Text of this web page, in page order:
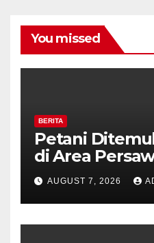
You missed
BERITA
Petani
di Area
Polisi Pastikan
Tanda
AUGUST 7, 2026